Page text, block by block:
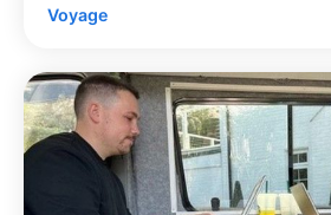
Voyage